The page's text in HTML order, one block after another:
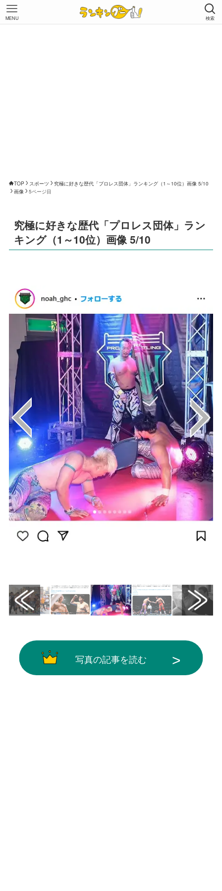
検索
MENU
TOP スポーツ
究極に好きな歴代「プロレス団体」ランキング（1～10位）画像 5/10
画像
5ページ目
究極に好きな歴代「プロレス団体」ラン
キング（1～10位）画像 5/10
写真の記事を読む